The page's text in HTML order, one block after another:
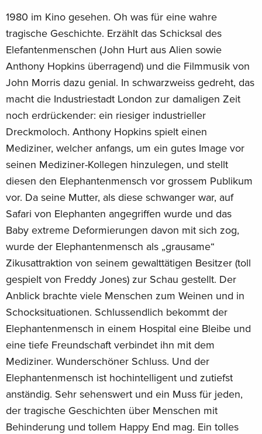
1980 im Kino gesehen. Oh was für eine wahre
tragische Geschichte. Erzählt das Schicksal des
Elefantenmenschen (John Hurt aus Alien sowie
Anthony Hopkins überragend) und die Filmmusik von
John Morris dazu genial. In schwarzweiss gedreht, das
macht die Industriestadt London zur damaligen Zeit
noch erdrückender: ein riesiger industrieller
Dreckmoloch. Anthony Hopkins spielt einen
Mediziner, welcher anfangs, um ein gutes Image vor
seinen Mediziner-Kollegen hinzulegen, und stellt
diesen den Elephantenmensch vor grossem Publikum
vor. Da seine Mutter, als diese schwanger war, auf
Safari von Elephanten angegriffen wurde und das
Baby extreme Deformierungen davon mit sich zog,
wurde der Elephantenmensch als „grausame“
Zikusattraktion von seinem gewalttätigen Besitzer (toll
gespielt von Freddy Jones) zur Schau gestellt. Der
Anblick brachte viele Menschen zum Weinen und in
Schocksituationen. Schlussendlich bekommt der
Elephantenmensch in einem Hospital eine Bleibe und
eine tiefe Freundschaft verbindet ihn mit dem
Mediziner. Wunderschöner Schluss. Und der
Elephantenmensch ist hochintelligent und zutiefst
anständig. Sehr sehenswert und ein Muss für jeden,
der tragische Geschichten über Menschen mit
Behinderung und tollem Happy End mag. Ein tolles